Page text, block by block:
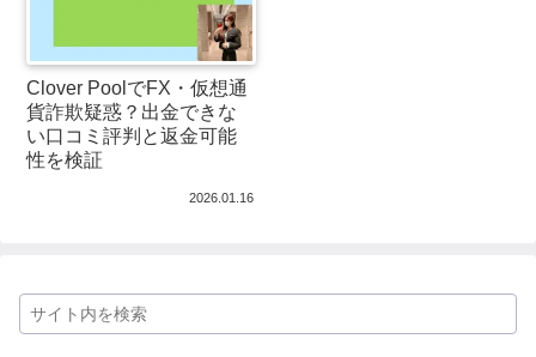
Clover PoolでFX・仮想通
貨詐欺疑惑？出金できな
い口コミ評判と返金可能
性を検証
2026.01.16